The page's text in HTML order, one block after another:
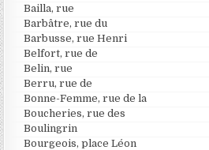
Bailla, rue
Barbâtre, rue du
Barbusse, rue Henri
Belfort, rue de
Belin, rue
Berru, rue de
Bonne-Femme, rue de la
Boucheries, rue des
Boulingrin
Bourgeois, place Léon